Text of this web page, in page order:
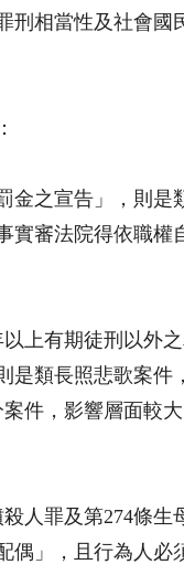
刑相當性及社會國
之宣告」，則是
實審法院得依職權
上有期徒刑以外
是類長照悲歌案件
件，影響層面較
人罪及第274條生
」，且行為人必